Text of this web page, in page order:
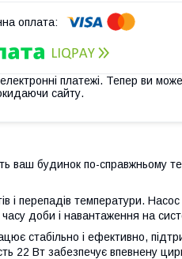
платежі. Тепер ви
сайту.
ваш будинок по-справжньому
і перепадів температури.
доби і навантаження на
стабільно і ефективно,
22 Вт забезпечує впевнену